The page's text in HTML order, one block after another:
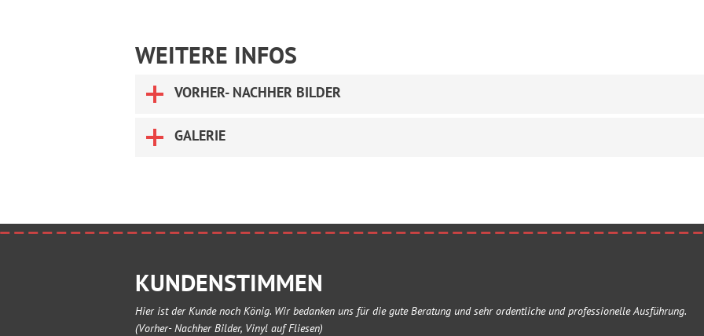
WEITERE INFOS
VORHER- NACHHER BILDER
GALERIE
KUNDENSTIMMEN
Hier ist der Kunde noch König. Wir bedanken uns für die gute Beratung und sehr ordentliche und professionelle Ausführung.
(Vorher- Nachher Bilder, Vinyl auf Fliesen)